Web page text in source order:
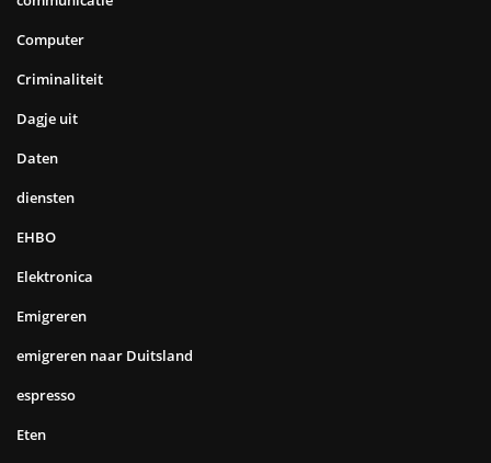
Computer
Criminaliteit
Dagje uit
Daten
diensten
EHBO
Elektronica
Emigreren
emigreren naar Duitsland
espresso
Eten